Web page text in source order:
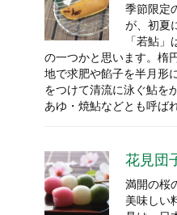
季節限定
が、初夏
「若鮎
の一つかと思います。楕
地で求肥や餡子を半月形
をつけて清流に泳ぐ鮎を
あゆ・焼鮎などとも呼ば
花見団
満開の桜
美味しい